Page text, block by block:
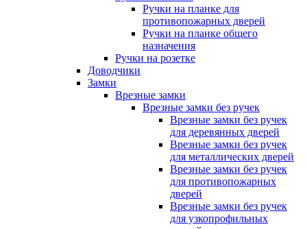
Ручки на планке для
противопожарных дверей
Ручки на планке общего
назначения
Ручки на розетке
Доводчики
Замки
Врезные замки
Врезные замки без ручек
Врезные замки без ручек
для деревянных дверей
Врезные замки без ручек
для металлических дверей
Врезные замки без ручек
для противопожарных
дверей
Врезные замки без ручек
для узкопрофильных